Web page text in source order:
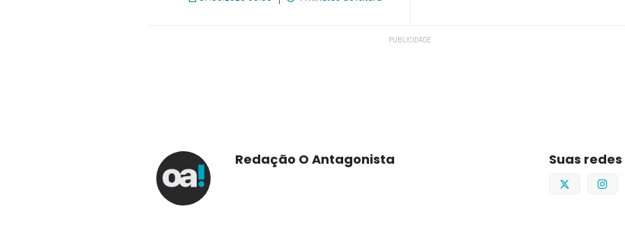
Redação O Antagonista Suas redes
Twitter